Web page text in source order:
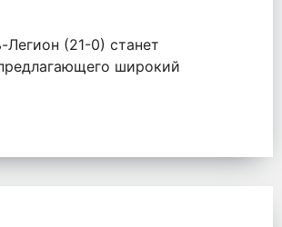
(21-0) станет
широкий